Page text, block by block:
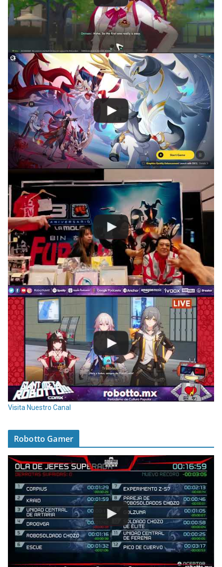
Visita Nuestro Canal
Robotto Gamer